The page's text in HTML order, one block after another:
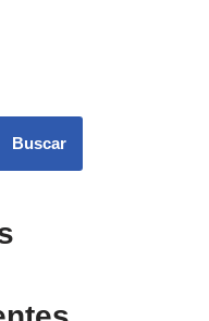
Buscar